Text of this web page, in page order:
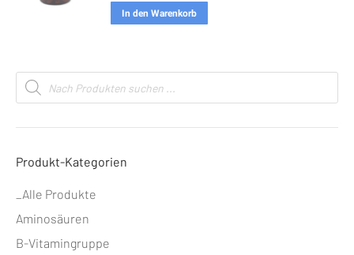
In den Warenkorb
Products
search
Produkt-Kategorien
_Alle Produkte
Aminosäuren
B-Vitamingruppe